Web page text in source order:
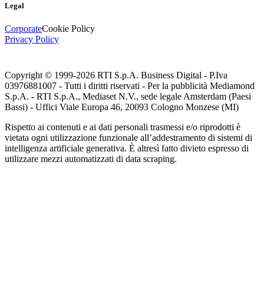
Legal
CorporateCookie Policy
Privacy Policy
Copyright © 1999-2026 RTI S.p.A. Business Digital - P.Iva
03976881007 - Tutti i diritti riservati - Per la pubblicità Mediamond
S.p.A. - RTI S.p.A., Mediaset N.V., sede legale Amsterdam (Paesi
Bassi) - Uffici Viale Europa 46, 20093 Cologno Monzese (MI)
Rispetto ai contenuti e ai dati personali trasmessi e/o riprodotti è
vietata ogni utilizzazione funzionale all’addestramento di sistemi di
intelligenza artificiale generativa. È altresì fatto divieto espresso di
utilizzare mezzi automatizzati di data scraping.